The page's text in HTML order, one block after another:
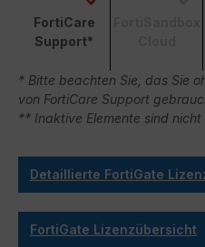
FortiCare
Support*
* Bitte beachten Sie, das Sie
von FortiCare Support
** Inaktive Elemente sind
Detaillierte FortiGate
FortiGate Lizenzübersicht